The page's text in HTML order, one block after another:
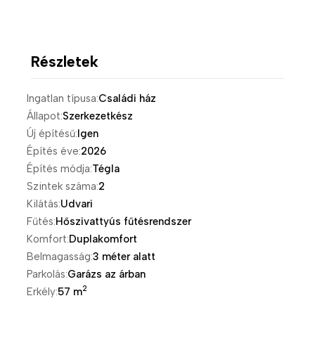
Részletek
Ingatlan típusa:Családi ház
Állapot:Szerkezetkész
Új építésű:Igen
Építés éve:2026
Építés módja:Tégla
Szintek száma:2
Kilátás:Udvari
Fűtés:Hőszivattyús fűtésrendszer
Komfort:Duplakomfort
Belmagasság:3 méter alatt
Parkolás:Garázs az árban
Erkély:57 m2